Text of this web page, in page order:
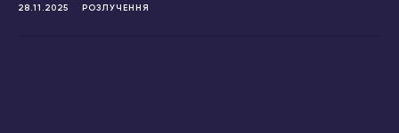
28.11.2025 РОЗЛУЧЕННЯ